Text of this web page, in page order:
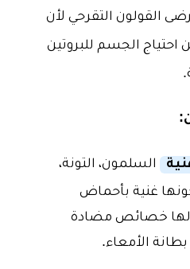
القولون التقرحي لأن
احتياج الجسم للبروتين
السلمون، التونة،
غنية بأحماض
التي لها خصائص مضادة
الأمعاء.